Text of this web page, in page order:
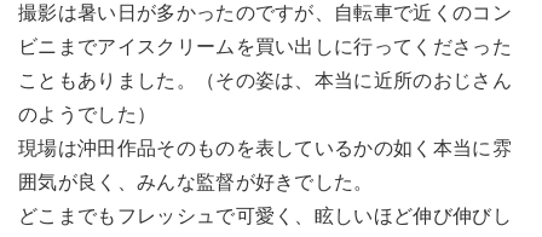
撮影は暑い日が多かったのですが、自転車で近くのコン
ビニまでアイスクリームを買い出しに行ってくださった
こともありました。（その姿は、本当に近所のおじさん
のようでした）
現場は沖田作品そのものを表しているかの如く本当に雰
囲気が良く、みんな監督が好きでした。
どこまでもフレッシュで可愛く、眩しいほど伸び伸びし